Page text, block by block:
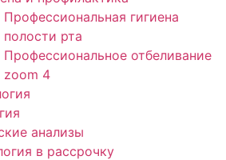
Профессиональная гигиена
полости рта
Профессиональное отбеливание
zoom 4
анализы
в рассрочку